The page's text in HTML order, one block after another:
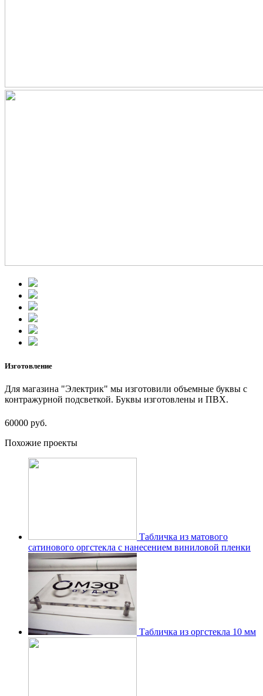
Изготовление
Для магазина "Электрик" мы изготовили объемные буквы с
контражурной подсветкой. Буквы изготовлены и ПВХ.
60000 руб.
Похожие проекты
Табличка из матового
сатинового оргстекла с нанесением виниловой пленки
Табличка из оргстекла 10 мм